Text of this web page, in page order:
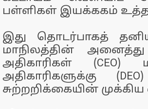
பள்ளிகள் இயக்ககம்
இது தொடர்பாகத்
மாநிலத்தின்
அதிகாரிகள்
அதிகாரிகளுக்கு
சுற்றறிக்கையின்